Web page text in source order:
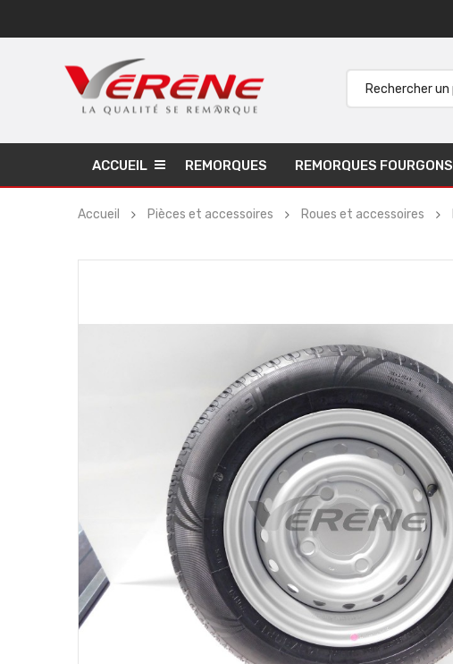
ACCUEIL REMORQUES REMORQUES FOURGONS
Accueil Pièces et accessoires Roues et accessoires